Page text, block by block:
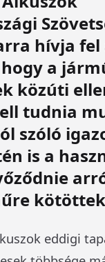
hívja fel
a
közúti
tudnia
szóló
is a
eddigi